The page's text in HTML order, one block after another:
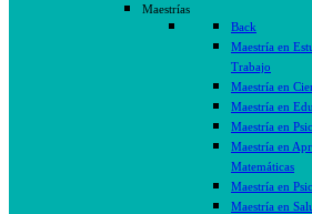
Maestrías
Back
Maestría en
Trabajo
Maestría en
Maestría en
Maestría en
Maestría en
Matemáticas
Maestría en
Maestría en